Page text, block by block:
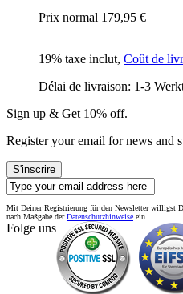
Prix normal 179,95 €
19% taxe inclut, Coût de
Délai de livraison: 1-3
Sign up & Get 10% off.
Register your email for news and
S'inscrire
Mit Deiner Registrierung für den Newsletter willigst
nach Maßgabe derDatenschutzhinweise ein.
Folge uns